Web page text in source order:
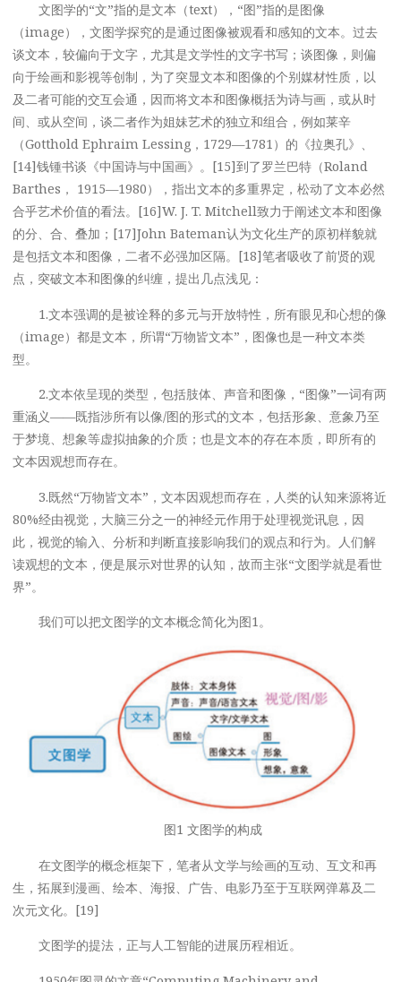
文图学的“文”指的是文本（text），“图”指的是图像
（image），文图学探究的是通过图像被观看和感知的文本。过去
谈文本，较偏向于文字，尤其是文学性的文字书写；谈图像，则偏
向于绘画和影视等创制，为了突显文本和图像的个别媒材性质，以
及二者可能的交互会通，因而将文本和图像概括为诗与画，或从时
间、或从空间，谈二者作为姐妹艺术的独立和组合，例如莱辛
（Gotthold Ephraim Lessing，1729—1781）的《拉奥孔》、
[14]钱锺书谈《中国诗与中国画》。[15]到了罗兰巴特（Roland
Barthes， 1915—1980），指出文本的多重界定，松动了文本必然
合乎艺术价值的看法。[16]W. J. T. Mitchell致力于阐述文本和图像
的分、合、叠加；[17]John Bateman认为文化生产的原初样貌就
是包括文本和图像，二者不必强加区隔。[18]笔者吸收了前贤的观
点，突破文本和图像的纠缠，提出几点浅见：
1.文本强调的是被诠释的多元与开放特性，所有眼见和心想的像
（image）都是文本，所谓“万物皆文本”，图像也是一种文本类
型。
2.文本依呈现的类型，包括肢体、声音和图像，“图像”一词有两
重涵义——既指涉所有以像/图的形式的文本，包括形象、意象乃至
于梦境、想象等虚拟抽象的介质；也是文本的存在本质，即所有的
文本因观想而存在。
3.既然“万物皆文本”，文本因观想而存在，人类的认知来源将近
80%经由视觉，大脑三分之一的神经元作用于处理视觉讯息，因
此，视觉的输入、分析和判断直接影响我们的观点和行为。人们解
读观想的文本，便是展示对世界的认知，故而主张“文图学就是看世
界”。
我们可以把文图学的文本概念简化为图1。
图1 文图学的构成
在文图学的概念框架下，笔者从文学与绘画的互动、互文和再
生，拓展到漫画、绘本、海报、广告、电影乃至于互联网弹幕及二
次元文化。[19]
文图学的提法，正与人工智能的进展历程相近。